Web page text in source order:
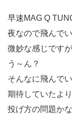
早速MAG Q
夜なので飛んで
微妙な感じです
う～ん？
そんなに飛んで
期待していたよ
投げ方の問題か